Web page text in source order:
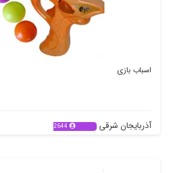
اسباب بازی
آذربایجان شرقی 2644